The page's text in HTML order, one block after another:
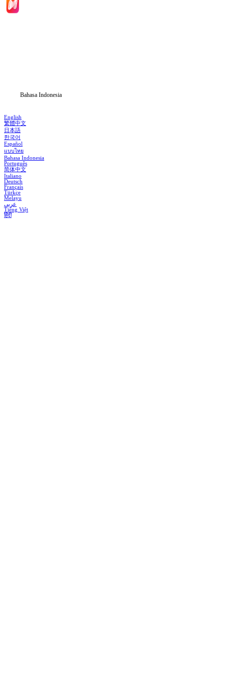
Bahasa Indonesia
English
繁體中文
日本語
한국어
Español
แบบไทย
Bahasa Indonesia
Português
简体中文
Italiano
Deutsch
Français
Türkçe
Melayu
عربي
Tiếng Việt
हिंदी